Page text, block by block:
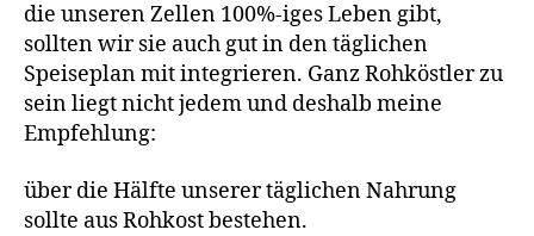
die unseren Zellen 100%-iges Leben gibt,
sollten wir sie auch gut in den täglichen
Speiseplan mit integrieren. Ganz Rohköstler zu
sein liegt nicht jedem und deshalb meine
Empfehlung:
über die Hälfte unserer täglichen Nahrung
sollte aus Rohkost bestehen.